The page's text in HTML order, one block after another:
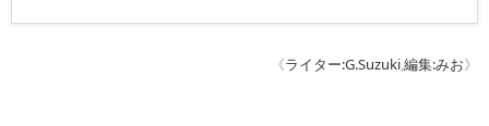
《ライター:G.Suzuki,編集:みお》